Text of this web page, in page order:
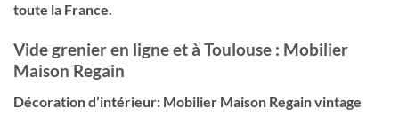
toute la France.
Vide grenier en ligne et à Toulouse : Mobilier
Maison Regain
Décoration d’intérieur: Mobilier Maison Regain vintage